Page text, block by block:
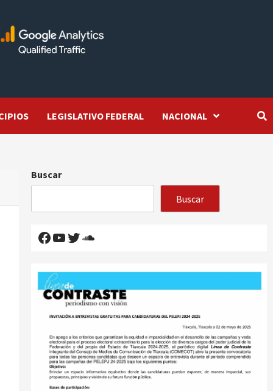
LEGISLATIVO FEDERAL NACIONAL
Buscar
Buscar
Facebook
YouTube
Twitter
SoundCloud